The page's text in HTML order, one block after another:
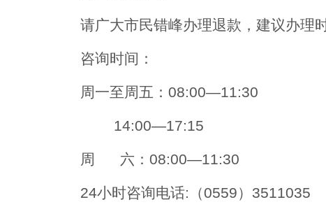
请广大市民错峰办理退款，建议办理
咨询时间：
周一至周五：08:00—11:30
14:00—17:15
周 六：08:00—11:30
24小时咨询电话:（0559） 3511035